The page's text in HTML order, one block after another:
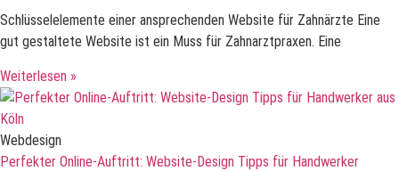
Schlüsselelemente einer ansprechenden Website für Zahnärzte Eine
gut gestaltete Website ist ein Muss für Zahnarztpraxen. Eine
Weiterlesen »
Webdesign
Perfekter Online-Auftritt: Website-Design Tipps für Handwerker